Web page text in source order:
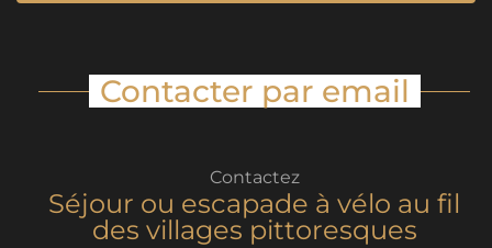
Contacter par email
Contactez
Séjour ou escapade à vélo au fil
des villages pittoresques